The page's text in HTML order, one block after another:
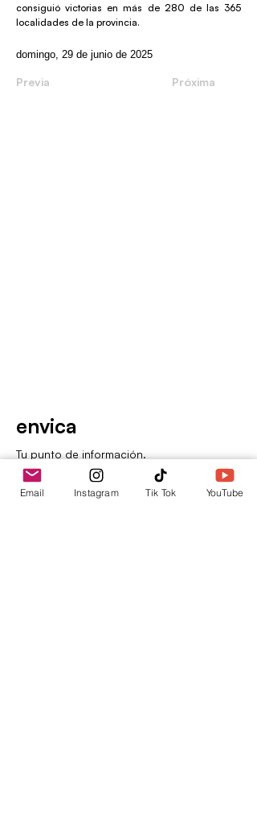
consiguió victorias en más de 280 de las 365
localidades de la provincia.
domingo, 29 de junio de 2025
Previa Próxima
envica
Tu punto de información.
Email Instagram Tik Tok YouTube